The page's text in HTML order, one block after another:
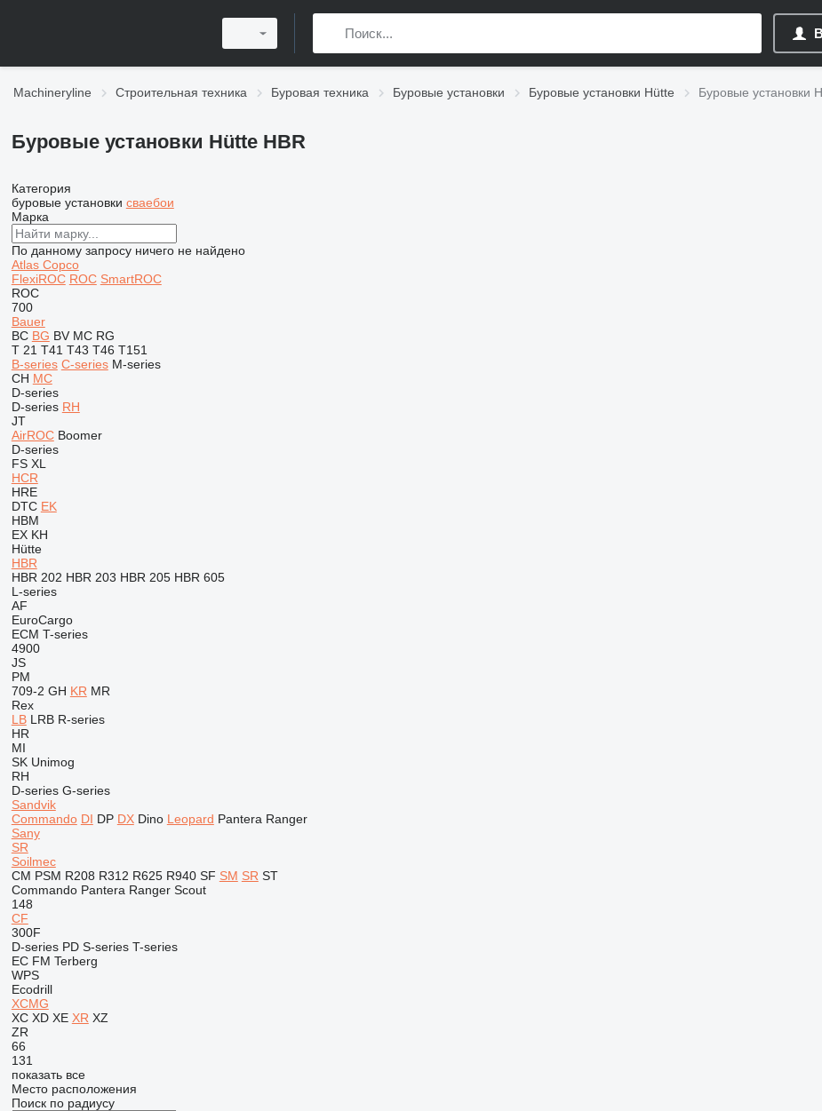
Machineryline Строительная техника Буровая техника Буровые установки Буровые установки Hütte Буровые установки
Буровые установки Hütte HBR
Категория
буровые установки сваебои
Марка
По данному запросу ничего не найдено
Atlas Copco
FlexiROC ROC SmartROC
ROC
700
Bauer
BC BG BV MC RG
T 21 T41 T43 T46 T151
B-series C-series M-series
CH MC
D-series
D-series RH
JT
AirROC Boomer
D-series
FS XL
HCR
HRE
DTC EK
HBM
EX KH
Hütte
HBR
HBR 202 HBR 203 HBR 205 HBR 605
L-series
AF
EuroCargo
ECM T-series
4900
JS
PM
709-2 GH KR MR
Rex
LB LRB R-series
HR
MI
SK Unimog
RH
D-series G-series
Sandvik
Commando DI DP DX Dino Leopard Pantera Ranger
Sany
SR
Soilmec
CM PSM R208 R312 R625 R940 SF SM SR ST
Commando Pantera Ranger Scout
148
CF
300F
D-series PD S-series T-series
EC FM Terberg
WPS
Ecodrill
XCMG
XC XD XE XR XZ
ZR
66
131
показать все
Место расположения
Поиск по радиусу